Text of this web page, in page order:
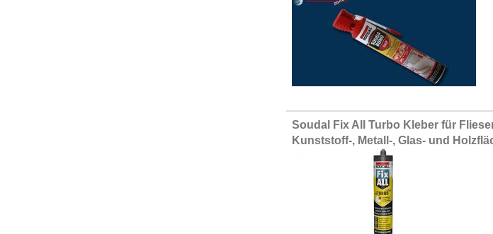
Soudal Fix All Turbo Kleber für
Kunststoff-, Metall-, Glas- und